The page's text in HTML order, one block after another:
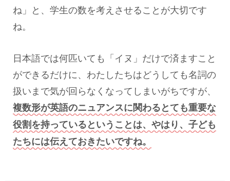
ね」と、学生の数を考えさせることが大切です
ね。
日本語では何匹いても「イヌ」だけで済ますこと
ができるだけに、わたしたちはどうしても名詞の
扱いまで気が回らなくなってしまいがちですが、
複数形が英語のニュアンスに関わるとても重要な
役割を持っているということは、やはり、子ども
たちには伝えておきたいですね。